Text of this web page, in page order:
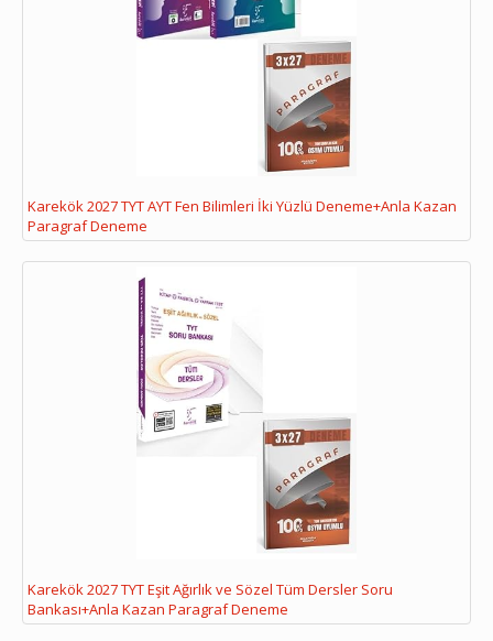
Karekök 2027 TYT AYT Fen Bilimleri İki Yüzlü Deneme+Anla Kazan
Paragraf Deneme
Karekök 2027 TYT Eşit Ağırlık ve Sözel Tüm Dersler Soru
Bankası+Anla Kazan Paragraf Deneme